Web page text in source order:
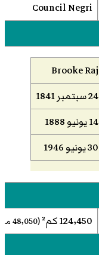
Council Negri
Brooke Raj
24 سبتمبر 1841
14 يونيو 1888
30 يونيو 1946
124٬450 كم² (48٬050 ميل²)